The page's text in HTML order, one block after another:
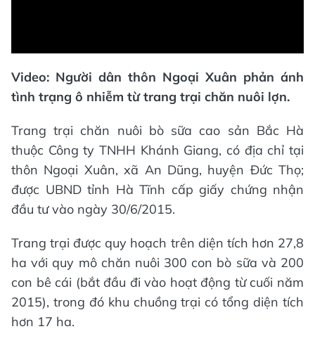
Video: Người dân thôn Ngoại Xuân phản ánh
tình trạng ô nhiễm từ trang trại chăn nuôi lợn.
Trang trại chăn nuôi bò sữa cao sản Bắc Hà
thuộc Công ty TNHH Khánh Giang, có địa chỉ tại
thôn Ngoại Xuân, xã An Dũng, huyện Đức Thọ;
được UBND tỉnh Hà Tĩnh cấp giấy chứng nhận
đầu tư vào ngày 30/6/2015.
Trang trại được quy hoạch trên diện tích hơn 27,8
ha với quy mô chăn nuôi 300 con bò sữa và 200
con bê cái (bắt đầu đi vào hoạt động từ cuối năm
2015), trong đó khu chuồng trại có tổng diện tích
hơn 17 ha.